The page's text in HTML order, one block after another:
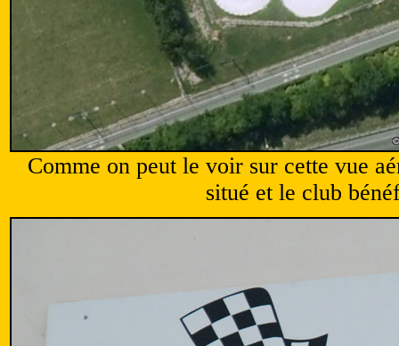
Comme on peut le voir sur cette vue
situé et le club